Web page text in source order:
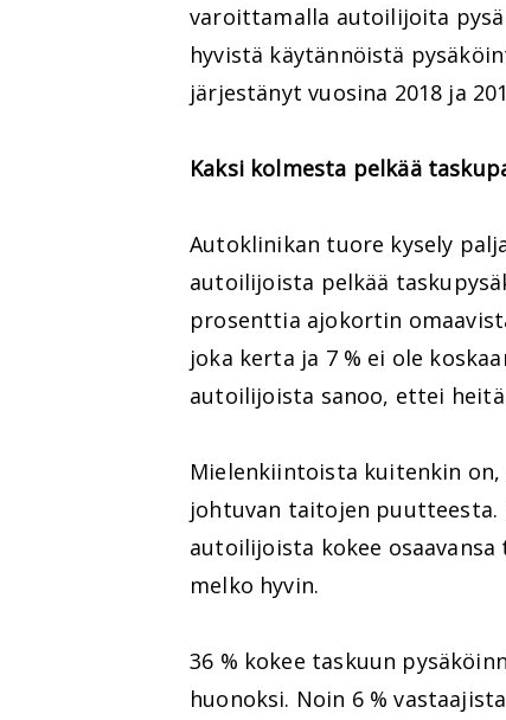
varoittamalla autoilijoita
hyvistä käytännöistä
järjestänyt vuosina 2018 ja
Kaksi kolmesta pelkää
Autoklinikan tuore kysely
autoilijoista pelkää
prosenttia ajokortin
joka kerta ja 7 % ei ole
autoilijoista sanoo, ettei
Mielenkiintoista kuitenkin
johtuvan taitojen puutteesta.
autoilijoista kokee
melko hyvin.
36 % kokee taskuun
huonoksi. Noin 6 %